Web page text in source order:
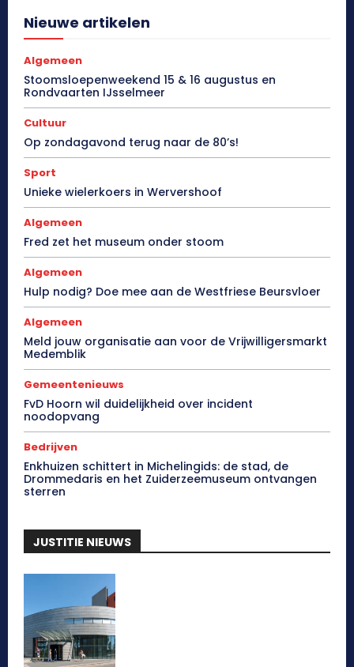
Nieuwe artikelen
Algemeen
Stoomsloepenweekend 15 & 16 augustus en
Rondvaarten IJsselmeer
Cultuur
Op zondagavond terug naar de 80’s!
Sport
Unieke wielerkoers in Wervershoof
Algemeen
Fred zet het museum onder stoom
Algemeen
Hulp nodig? Doe mee aan de Westfriese Beursvloer
Algemeen
Meld jouw organisatie aan voor de Vrijwilligersmarkt
Medemblik
Gemeentenieuws
FvD Hoorn wil duidelijkheid over incident
noodopvang
Bedrijven
Enkhuizen schittert in Michelingids: de stad, de
Drommedaris en het Zuiderzeemuseum ontvangen
sterren
JUSTITIE NIEUWS